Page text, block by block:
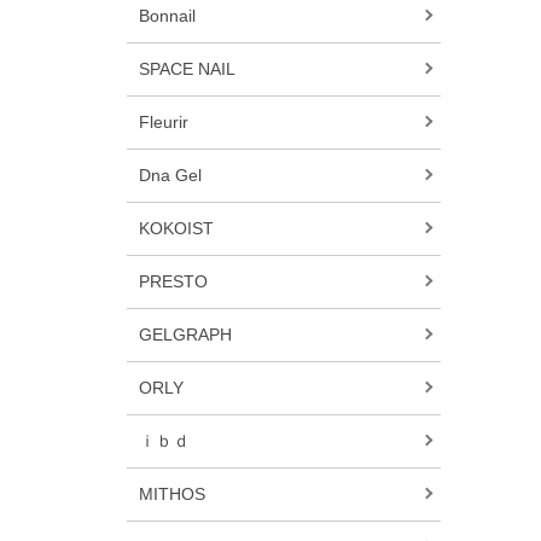
Bonnail
SPACE NAIL
Fleurir
Dna Gel
KOKOIST
PRESTO
GELGRAPH
ORLY
ｉｂｄ
MITHOS